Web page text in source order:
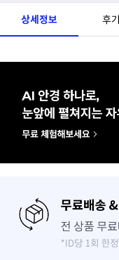
상세정보 후